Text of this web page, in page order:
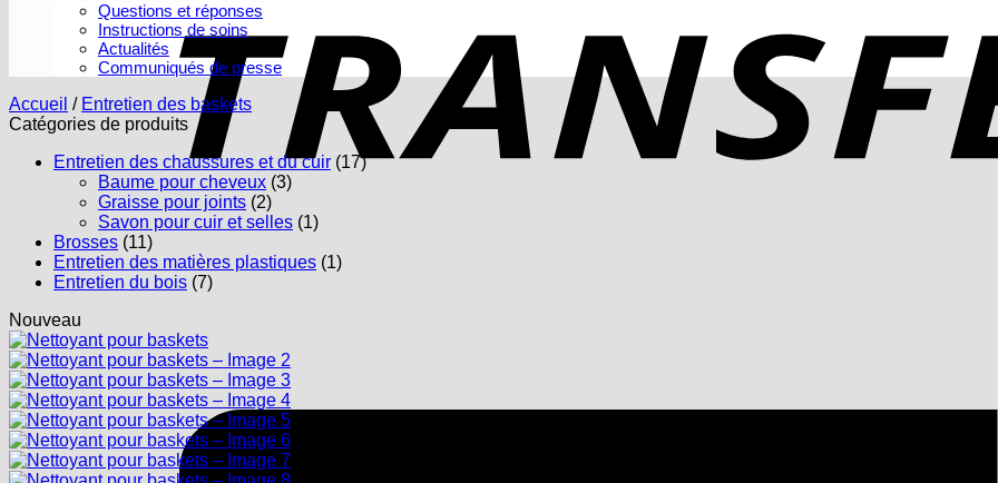
Questions et réponses
Instructions de soins
Actualités
Communiqués de presse
Accueil / Entretien des baskets
Catégories de produits
Entretien des chaussures et du cuir (17)
Baume pour cheveux (3)
Graisse pour joints (2)
Savon pour cuir et selles (1)
Brosses (11)
Entretien des matières plastiques (1)
Entretien du bois (7)
Nouveau